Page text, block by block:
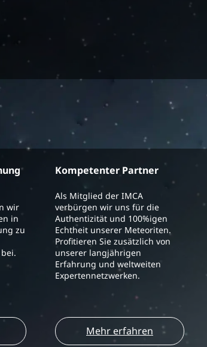
wir
in
zu
Kompetenter Partner
Als Mitglied der IMCA
verbürgen wir uns für die
Authentizität und 100%igen
Echtheit unserer Meteoriten.
Profitieren Sie zusätzlich von
unserer langjährigen
Erfahrung und weltweiten
Expertennetzwerken.
Mehr erfahren